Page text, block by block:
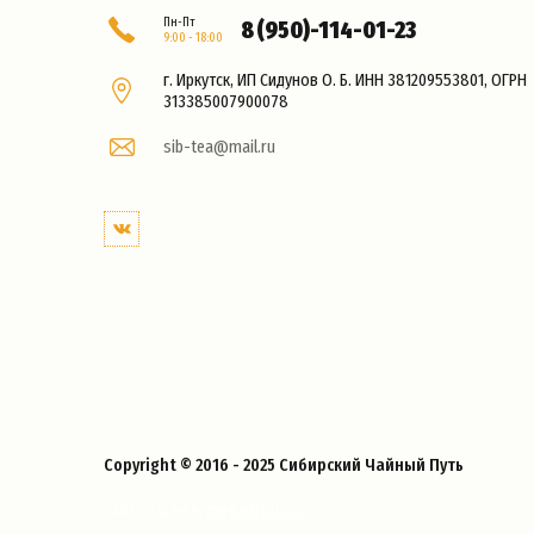
Пн-Пт
9:00 - 18:00
8 (950)-114-01-23
г. Иркутск, ИП Сидунов О. Б. ИНН 381209553801, ОГРН
313385007900078
sib-tea@mail.ru
Copyright © 2016 - 2025 Сибирский Чайный Путь